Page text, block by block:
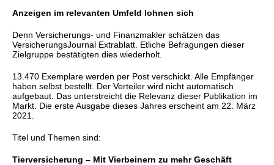
Anzeigen im relevanten Umfeld lohnen sich
Denn Versicherungs- und Finanzmakler schätzen das
VersicherungsJournal Extrablatt. Etliche Befragungen dieser
Zielgruppe bestätigten dies wiederholt.
13.470 Exemplare werden per Post verschickt. Alle Empfänger
haben selbst bestellt. Der Verteiler wird nicht automatisch
aufgebaut. Das unterstreicht die Relevanz dieser Publikation im
Markt. Die erste Ausgabe dieses Jahres erscheint am 22. März
2021.
Titel und Themen sind:
Tierversicherung – Mit Vierbeinern zu mehr Geschäft